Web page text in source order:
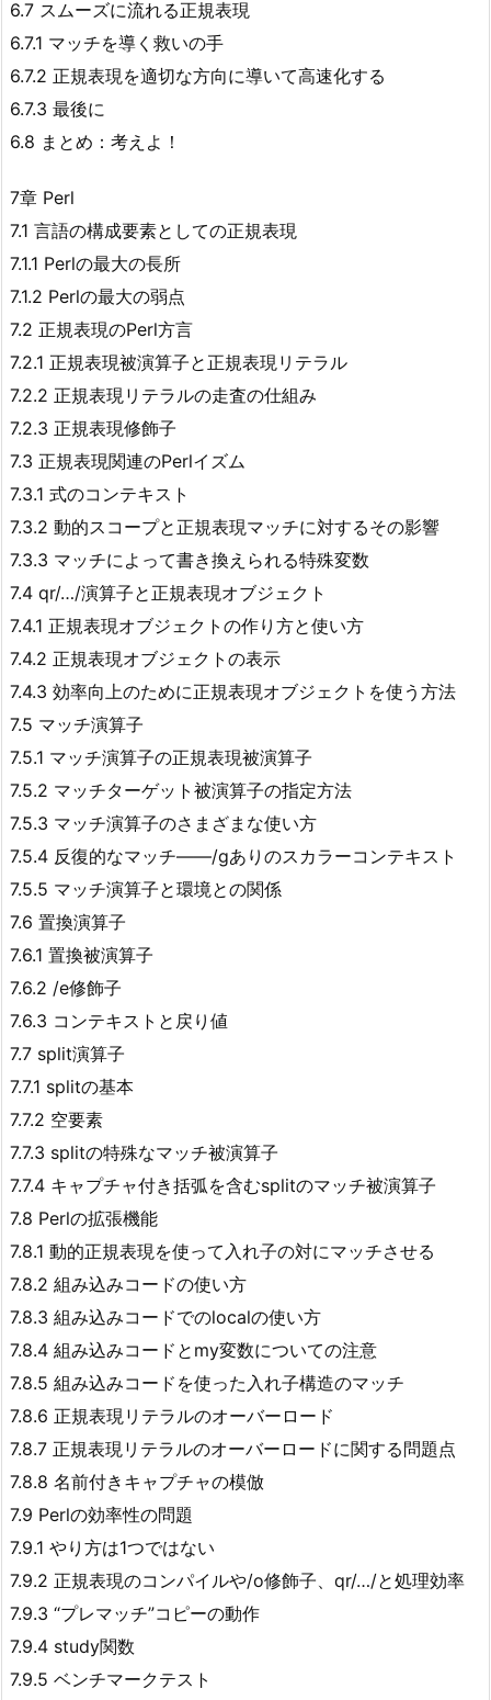
6.7 スムーズに流れる正規表現
6.7.1 マッチを導く救いの手
6.7.2 正規表現を適切な方向に導いて高速化する
6.7.3 最後に
6.8 まとめ：考えよ！
7章 Perl
7.1 言語の構成要素としての正規表現
7.1.1 Perlの最大の長所
7.1.2 Perlの最大の弱点
7.2 正規表現のPerl方言
7.2.1 正規表現被演算子と正規表現リテラル
7.2.2 正規表現リテラルの走査の仕組み
7.2.3 正規表現修飾子
7.3 正規表現関連のPerlイズム
7.3.1 式のコンテキスト
7.3.2 動的スコープと正規表現マッチに対するその影響
7.3.3 マッチによって書き換えられる特殊変数
7.4 qr/…/演算子と正規表現オブジェクト
7.4.1 正規表現オブジェクトの作り方と使い方
7.4.2 正規表現オブジェクトの表示
7.4.3 効率向上のために正規表現オブジェクトを使う方法
7.5 マッチ演算子
7.5.1 マッチ演算子の正規表現被演算子
7.5.2 マッチターゲット被演算子の指定方法
7.5.3 マッチ演算子のさまざまな使い方
7.5.4 反復的なマッチ――/gありのスカラーコンテキスト
7.5.5 マッチ演算子と環境との関係
7.6 置換演算子
7.6.1 置換被演算子
7.6.2 /e修飾子
7.6.3 コンテキストと戻り値
7.7 split演算子
7.7.1 splitの基本
7.7.2 空要素
7.7.3 splitの特殊なマッチ被演算子
7.7.4 キャプチャ付き括弧を含むsplitのマッチ被演算子
7.8 Perlの拡張機能
7.8.1 動的正規表現を使って入れ子の対にマッチさせる
7.8.2 組み込みコードの使い方
7.8.3 組み込みコードでのlocalの使い方
7.8.4 組み込みコードとmy変数についての注意
7.8.5 組み込みコードを使った入れ子構造のマッチ
7.8.6 正規表現リテラルのオーバーロード
7.8.7 正規表現リテラルのオーバーロードに関する問題点
7.8.8 名前付きキャプチャの模倣
7.9 Perlの効率性の問題
7.9.1 やり方は1つではない
7.9.2 正規表現のコンパイルや/o修飾子、qr/…/と処理効率
7.9.3 “プレマッチ”コピーの動作
7.9.4 study関数
7.9.5 ベンチマークテスト